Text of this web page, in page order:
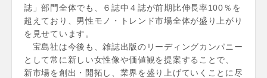
誌」部門全体でも、６誌中４誌が前期比伸長率100％を
超えており、男性モノ・トレンド市場全体が盛り上がり
を見せています。
宝島社は今後も、雑誌出版のリーディングカンパニー
として常に新しい女性像や価値観を提案することで、
新市場を創出・開拓し、業界を盛り上げていくことに尽